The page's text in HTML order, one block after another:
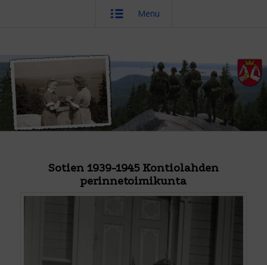
Menu
Sotien 1939-1945 Kontiolahden
perinnetoimikunta